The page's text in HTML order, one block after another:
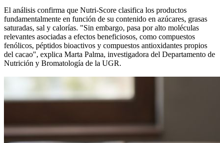
El análisis confirma que Nutri-Score clasifica los productos
fundamentalmente en función de su contenido en azúcares, grasas
saturadas, sal y calorías. "Sin embargo, pasa por alto moléculas
relevantes asociadas a efectos beneficiosos, como compuestos
fenólicos, péptidos bioactivos y compuestos antioxidantes propios
del cacao", explica Marta Palma, investigadora del Departamento de
Nutrición y Bromatología de la UGR.